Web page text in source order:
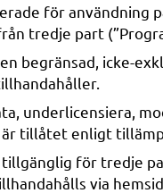
för
tredje part
begränsad, icke-
underlicensiera,
tillåtet enligt
för tredje
via